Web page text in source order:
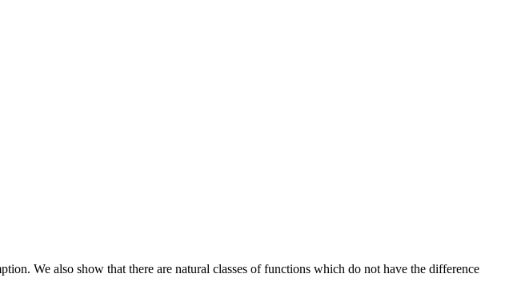
We also show that there are natural classes of functions which do not have the difference